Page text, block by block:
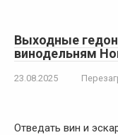
Выходные
винодельням
23.08.2025
Отведать вин и